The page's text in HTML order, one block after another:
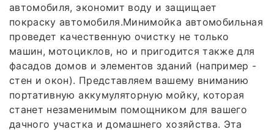
автомобиля, экономит воду и защищает
покраску автомобиля.Минимойка автомобильная
проведет качественную очистку не только
машин, мотоциклов, но и пригодится также для
фасадов домов и элементов зданий (например -
стен и окон). Представляем вашему вниманию
портативную аккумуляторную мойку, которая
станет незаменимым помощником для вашего
дачного участка и домашнего хозяйства. Эта